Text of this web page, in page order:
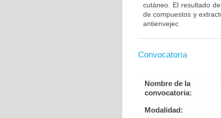
cutáneo. El resultado
de compuestos y
antienvejec
Convocatoria
Nombre de la
convocatoria:
Modalidad: